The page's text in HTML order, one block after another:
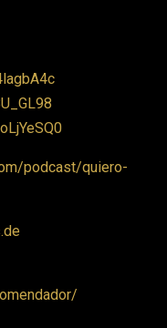
podcast/quiero-